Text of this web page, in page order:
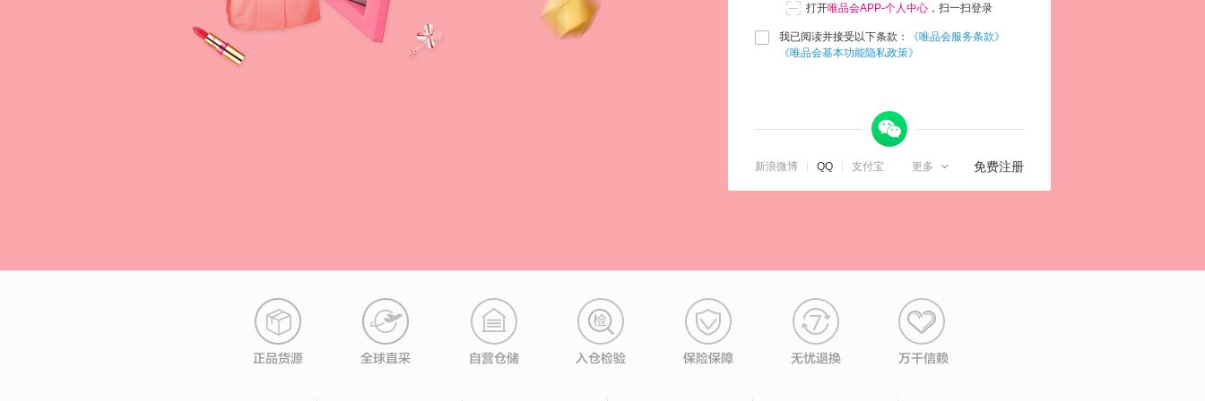
打开唯品会APP-个人中心 ，扫一扫登录
我已阅读并接受以下条款：
《唯品会服务条款》
《唯品会基本功能隐私政策》
微信
免费注册
新浪微博 QQ 支付宝 更多 